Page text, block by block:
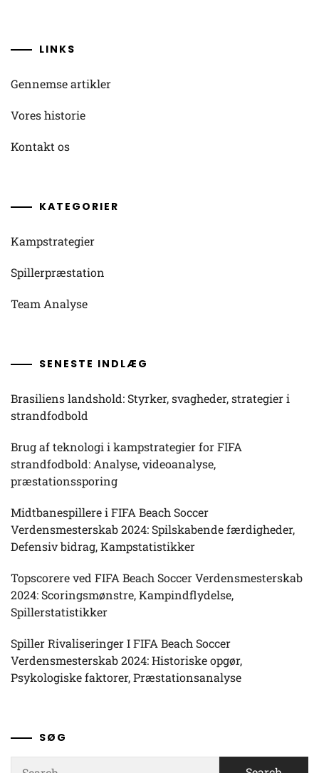
LINKS
Gennemse artikler
Vores historie
Kontakt os
KATEGORIER
Kampstrategier
Spillerpræstation
Team Analyse
SENESTE INDLÆG
Brasiliens landshold: Styrker, svagheder, strategier i
strandfodbold
Brug af teknologi i kampstrategier for FIFA
strandfodbold: Analyse, videoanalyse,
præstationssporing
Midtbanespillere i FIFA Beach Soccer
Verdensmesterskab 2024: Spilskabende færdigheder,
Defensiv bidrag, Kampstatistikker
Topscorere ved FIFA Beach Soccer Verdensmesterskab
2024: Scoringsmønstre, Kampindflydelse,
Spillerstatistikker
Spiller Rivaliseringer I FIFA Beach Soccer
Verdensmesterskab 2024: Historiske opgør,
Psykologiske faktorer, Præstationsanalyse
SØG